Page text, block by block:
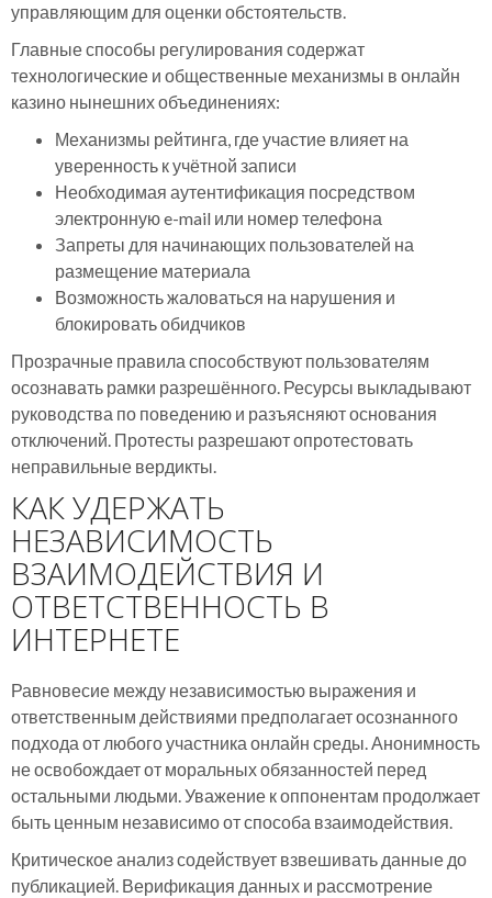
управляющим для оценки обстоятельств.
Главные способы регулирования содержат
технологические и общественные механизмы в онлайн
казино нынешних объединениях:
Механизмы рейтинга, где участие влияет на
уверенность к учётной записи
Необходимая аутентификация посредством
электронную e-mail или номер телефона
Запреты для начинающих пользователей на
размещение материала
Возможность жаловаться на нарушения и
блокировать обидчиков
Прозрачные правила способствуют пользователям
осознавать рамки разрешённого. Ресурсы выкладывают
руководства по поведению и разъясняют основания
отключений. Протесты разрешают опротестовать
неправильные вердикты.
КАК УДЕРЖАТЬ
НЕЗАВИСИМОСТЬ
ВЗАИМОДЕЙСТВИЯ И
ОТВЕТСТВЕННОСТЬ В
ИНТЕРНЕТЕ
Равновесие между независимостью выражения и
ответственным действиями предполагает осознанного
подхода от любого участника онлайн среды. Анонимность
не освобождает от моральных обязанностей перед
остальными людьми. Уважение к оппонентам продолжает
быть ценным независимо от способа взаимодействия.
Критическое анализ содействует взвешивать данные до
публикацией. Верификация данных и рассмотрение